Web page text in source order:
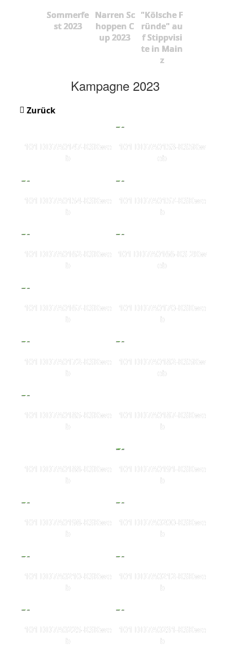
Sommerfe
st 2023
Narren Sc
hoppen C
up 2023
"Kölsche F
ründe" au
f Stippvisi
te in Main
z
Kampagne 2023
Zurück
101 DD7A0147-KSKwe
b
101 DD7A0153-KS5Kw
eb
101 DD7A0154-KSKwe
b
101 DD7A0157-KSKwe
b
101 DD7A0162-KSKwe
b
101 DD7A0166-KS 2Kw
eb
101 DD7A0167-KSKwe
b
101 DD7A0170-KSKwe
b
101 DD7A0172-KSKwe
b
101 DD7A0182-KS5Kw
eb
101 DD7A0185-KSKwe
b
101 DD7A0187-KSKwe
b
101 DD7A0188-KSKwe
b
101 DD7A0191-KSKwe
b
101 DD7A0198-KSKwe
b
101 DD7A0200-KSKwe
b
101 DD7A0210-KSKwe
b
101 DD7A0212-KSKwe
b
101 DD7A0225-KSKwe
b
101 DD7A0231-KSKwe
b